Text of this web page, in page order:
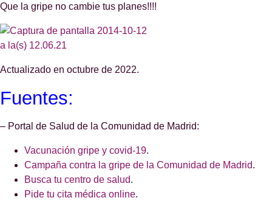
Que la gripe no cambie tus planes!!!!
Actualizado en octubre de 2022.
Fuentes:
– Portal de Salud de la Comunidad de Madrid:
Vacunación gripe y covid-19.
Campaña contra la gripe de la Comunidad de Madrid.
Busca tu centro de salud.
Pide tu cita médica online.